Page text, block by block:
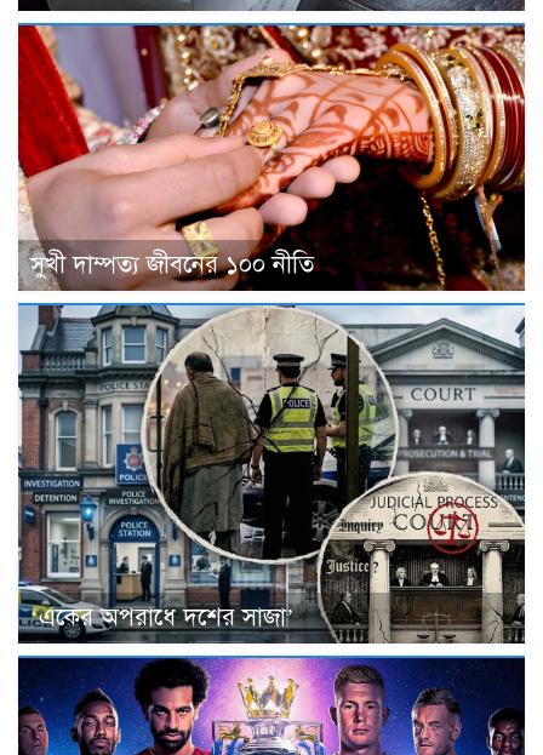
সুখী দাম্পত্য জীবনের ১০০ নীতি
‘একের অপরাধে দশের সাজা’